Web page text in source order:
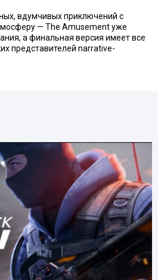
вдумчивых приключений с
— The Amusement уже
а финальная версия имеет все
представителей narrative-